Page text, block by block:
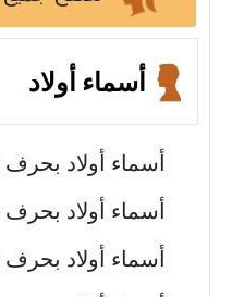
أسماء أولاد
أسماء أولاد بحرف
أسماء أولاد
أسماء أولاد